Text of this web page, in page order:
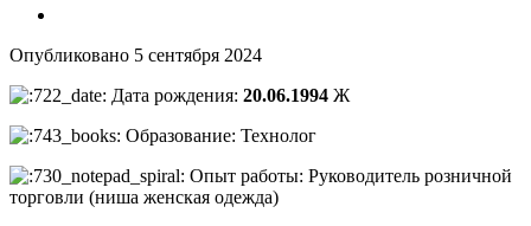
Опубликовано 5 сентября 2024
Дата рождения: 20.06.1994 Ж
Образование: Технолог
Опыт работы: Руководитель розничной
торговли (ниша женская одежда)